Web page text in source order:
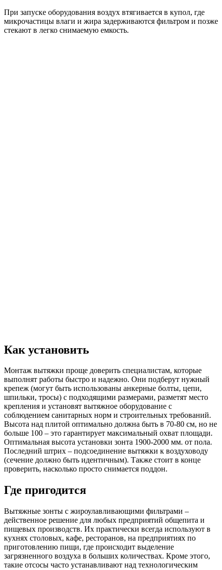
При запуске оборудования воздух втягивается в купол, где
микрочастицы влаги и жира задерживаются фильтром и позже
стекают в легко снимаемую емкость.
Как установить
Монтаж вытяжки проще доверить специалистам, которые
выполнят работы быстро и надежно. Они подберут нужный
крепеж (могут быть использованы анкерные болты, цепи,
шпильки, тросы) с подходящими размерами, разметят место
крепления и установят вытяжное оборудование с
соблюдением санитарных норм и строительных требований.
Высота над плитой оптимально должна быть в 70-80 см, но не
больше 100 – это гарантирует максимальный охват площади.
Оптимальная высота установки зонта 1900-2000 мм. от пола.
Последний штрих – подсоединение вытяжки к воздуховоду
(сечение должно быть идентичным). Также стоит в конце
проверить, насколько просто снимается поддон.
Где пригодится
Вытяжные зонты с жироулавливающими фильтрами –
действенное решение для любых предприятий общепита и
пищевых производств. Их практически всегда используют в
кухнях столовых, кафе, ресторанов, на предприятиях по
приготовлению пищи, где происходит выделение
загрязненного воздуха в больших количествах. Кроме этого,
такие отсосы часто устанавливают над технологическим